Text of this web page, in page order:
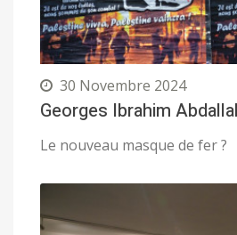
30 Novembre 2024
Georges Ibrahim
Le nouveau masque de fer ?